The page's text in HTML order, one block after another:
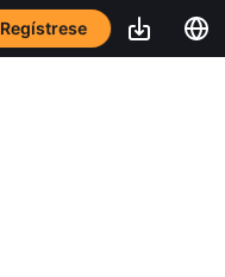
Regístrese